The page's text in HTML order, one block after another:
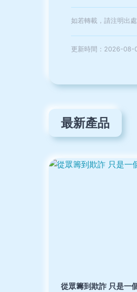
如若轉載，請注明出
更新時間：2026-08-
最新產品
從眾籌到欺詐 只是一